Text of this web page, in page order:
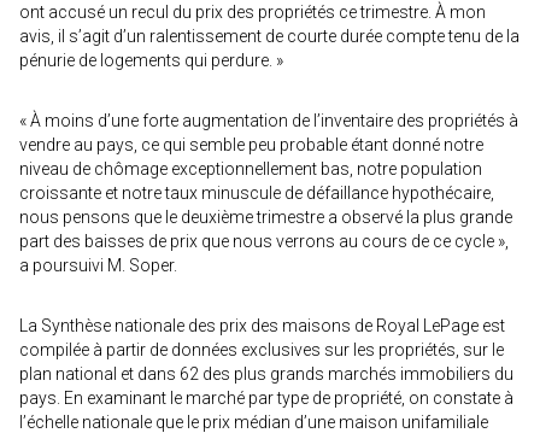
ont accusé un recul du prix des propriétés ce trimestre. À mon
avis, il s’agit d’un ralentissement de courte durée compte tenu de la
pénurie de logements qui perdure. »
« À moins d’une forte augmentation de l’inventaire des propriétés à
vendre au pays, ce qui semble peu probable étant donné notre
niveau de chômage exceptionnellement bas, notre population
croissante et notre taux minuscule de défaillance hypothécaire,
nous pensons que le deuxième trimestre a observé la plus grande
part des baisses de prix que nous verrons au cours de ce cycle »,
a poursuivi M. Soper.
La Synthèse nationale des prix des maisons de Royal LePage est
compilée à partir de données exclusives sur les propriétés, sur le
plan national et dans 62 des plus grands marchés immobiliers du
pays. En examinant le marché par type de propriété, on constate à
l’échelle nationale que le prix médian d’une maison unifamiliale